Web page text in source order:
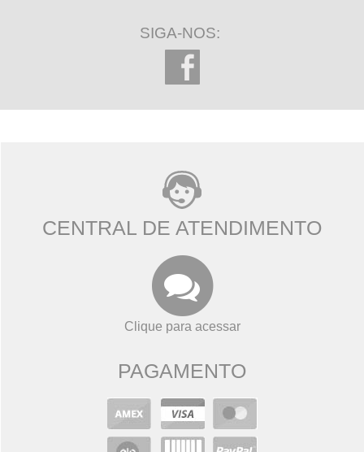
SIGA-NOS:
CENTRAL DE ATENDIMENTO
Clique para acessar
PAGAMENTO